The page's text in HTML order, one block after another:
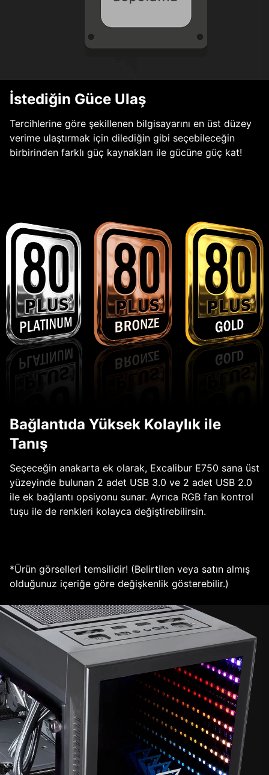
İstediğin Güce Ulaş
Tercihlerine göre şekillenen bilgisayarını en üst düzey
verime ulaştırmak için dilediğin gibi seçebileceğin
birbirinden farklı güç kaynakları ile gücüne güç kat!
Bağlantıda Yüksek Kolaylık ile
Tanış
Seçeceğin anakarta ek olarak, Excalibur E750 sana üst
yüzeyinde bulunan 2 adet USB 3.0 ve 2 adet USB 2.0
ile ek bağlantı opsiyonu sunar. Ayrıca RGB fan kontrol
tuşu ile de renkleri kolayca değiştirebilirsin.
*Ürün görselleri temsilidir! (Belirtilen veya satın almış
olduğunuz içeriğe göre değişkenlik gösterebilir.)